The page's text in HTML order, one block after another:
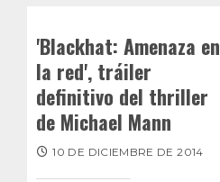
'Blackhat: Amenaza en
la red', tráiler
definitivo del thriller
de Michael Mann
10 DE DICIEMBRE DE 2014